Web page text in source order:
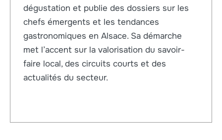
dégustation et publie des dossiers sur les
chefs émergents et les tendances
gastronomiques en Alsace. Sa démarche
met l’accent sur la valorisation du savoir-
faire local, des circuits courts et des
actualités du secteur.